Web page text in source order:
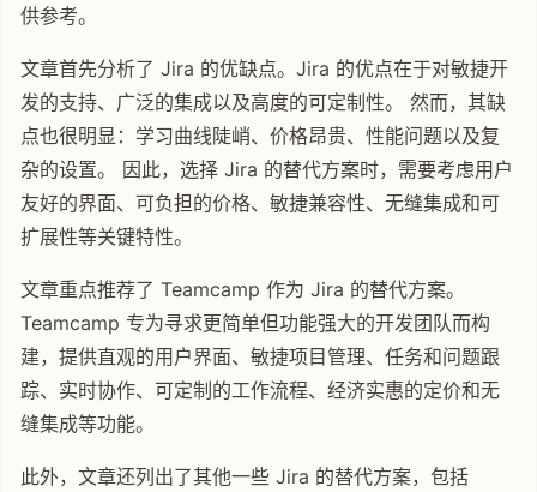
供参考。
文章首先分析了 Jira 的优缺点。Jira 的优点在于对敏捷开
发的支持、广泛的集成以及高度的可定制性。 然而，其缺
点也很明显：学习曲线陡峭、价格昂贵、性能问题以及复
杂的设置。 因此，选择 Jira 的替代方案时，需要考虑用户
友好的界面、可负担的价格、敏捷兼容性、无缝集成和可
扩展性等关键特性。
文章重点推荐了 Teamcamp 作为 Jira 的替代方案。
Teamcamp 专为寻求更简单但功能强大的开发团队而构
建，提供直观的用户界面、敏捷项目管理、任务和问题跟
踪、实时协作、可定制的工作流程、经济实惠的定价和无
缝集成等功能。
此外，文章还列出了其他一些 Jira 的替代方案，包括